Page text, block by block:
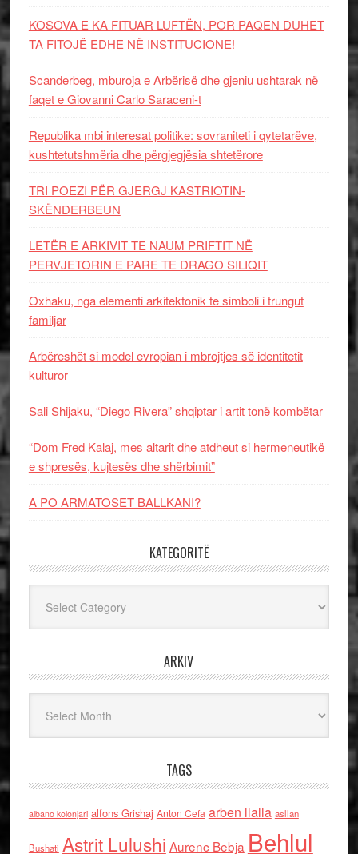
KOSOVA E KA FITUAR LUFTËN, POR PAQEN DUHET
TA FITOJË EDHE NË INSTITUCIONE!
Scanderbeg, mburoja e Arbërisë dhe gjeniu ushtarak në
faqet e Giovanni Carlo Saraceni-t
Republika mbi interesat politike: sovraniteti i qytetarëve,
kushtetutshmëria dhe përgjegjësia shtetërore
TRI POEZI PËR GJERGJ KASTRIOTIN-
SKËNDERBEUN
LETËR E ARKIVIT TE NAUM PRIFTIT NË
PERVJETORIN E PARE TE DRAGO SILIQIT
Oxhaku, nga elementi arkitektonik te simboli i trungut
familjar
Arbëreshët si model evropian i mbrojtjes së identitetit
kulturor
Sali Shijaku, “Diego Rivera” shqiptar i artit tonë kombëtar
“Dom Fred Kalaj, mes altarit dhe atdheut si hermeneutikë
e shpresës, kujtesës dhe shërbimit”
A PO ARMATOSET BALLKANI?
KATEGORITË
ARKIV
TAGS
albano kolonjari alfons Grishaj Anton Cefa arben llalla asllan
Bushati Astrit Lulushi Aurenc Bebja Behlul